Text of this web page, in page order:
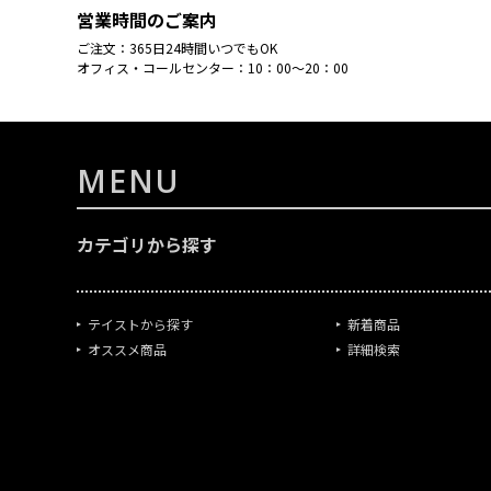
営業時間のご案内
ご注文：365日24時間いつでもOK
オフィス・コールセンター：10：00～20：00
MENU
カテゴリから探す
テイストから探す
オススメ商品
新着商品
詳細検索